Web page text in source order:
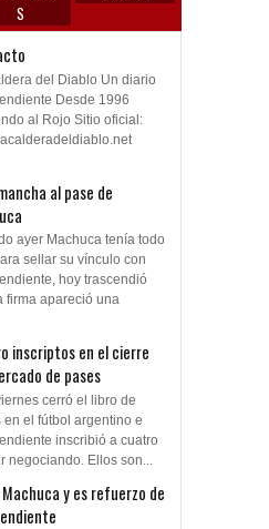
S
del Diablo Un diario
Desde 1996
al Rojo Sitio oficial:
al pase de
ayer Machuca tenía todo
sellar su vínculo con
hoy trascendió
firma apareció una
inscriptos en el cierre
de pases
cerró el libro de
en el fútbol argentino e
inscribió a cuatro
Ellos son...
Machuca y es refuerzo de